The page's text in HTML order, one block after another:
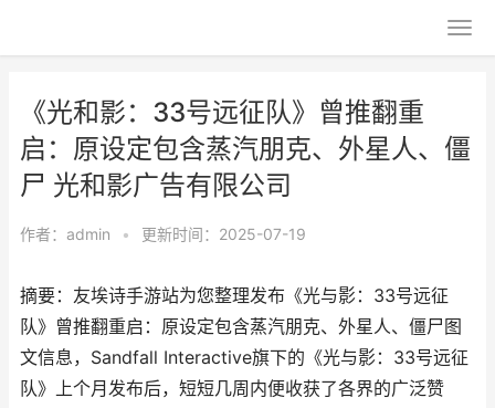
《光和影：33号远征队》曾推翻重
启：原设定包含蒸汽朋克、外星人、僵
尸 光和影广告有限公司
作者： admin • 更新时间：2025-07-19
摘要：友埃诗手游站为您整理发布《光与影：33号远征
队》曾推翻重启：原设定包含蒸汽朋克、外星人、僵尸图
文信息，Sandfall Interactive旗下的《光与影：33号远征
队》上个月发布后，短短几周内便收获了各界的广泛赞